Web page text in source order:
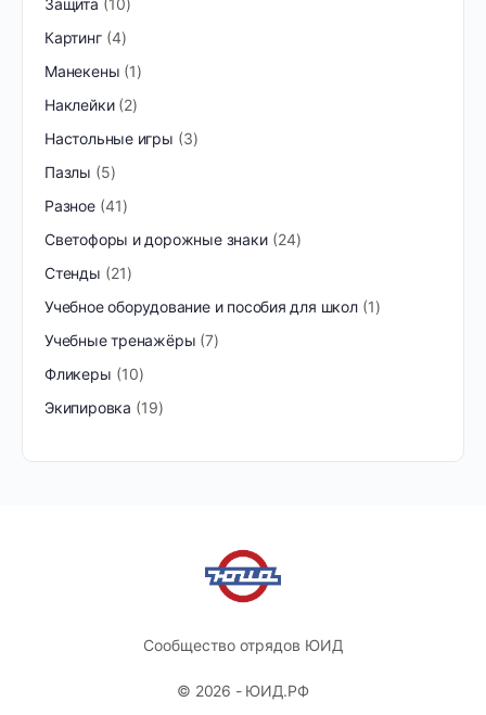
Защита
10
Картинг 4
Манекены 1
Наклейки 2
Настольные игры
3
Пазлы
5
Разное 41
Светофоры и дорожные знаки
24
Стенды
21
Учебное оборудование и пособия для школ 1
Учебные тренажёры 7
Фликеры
10
Экипировка
19
Сообщество отрядов ЮИД
© 2026 - ЮИД.РФ